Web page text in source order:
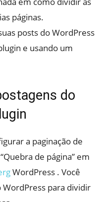
páginas.
posts do WordPress
e usando um
do
a paginação de
de página” em
WordPress . Você
para dividir